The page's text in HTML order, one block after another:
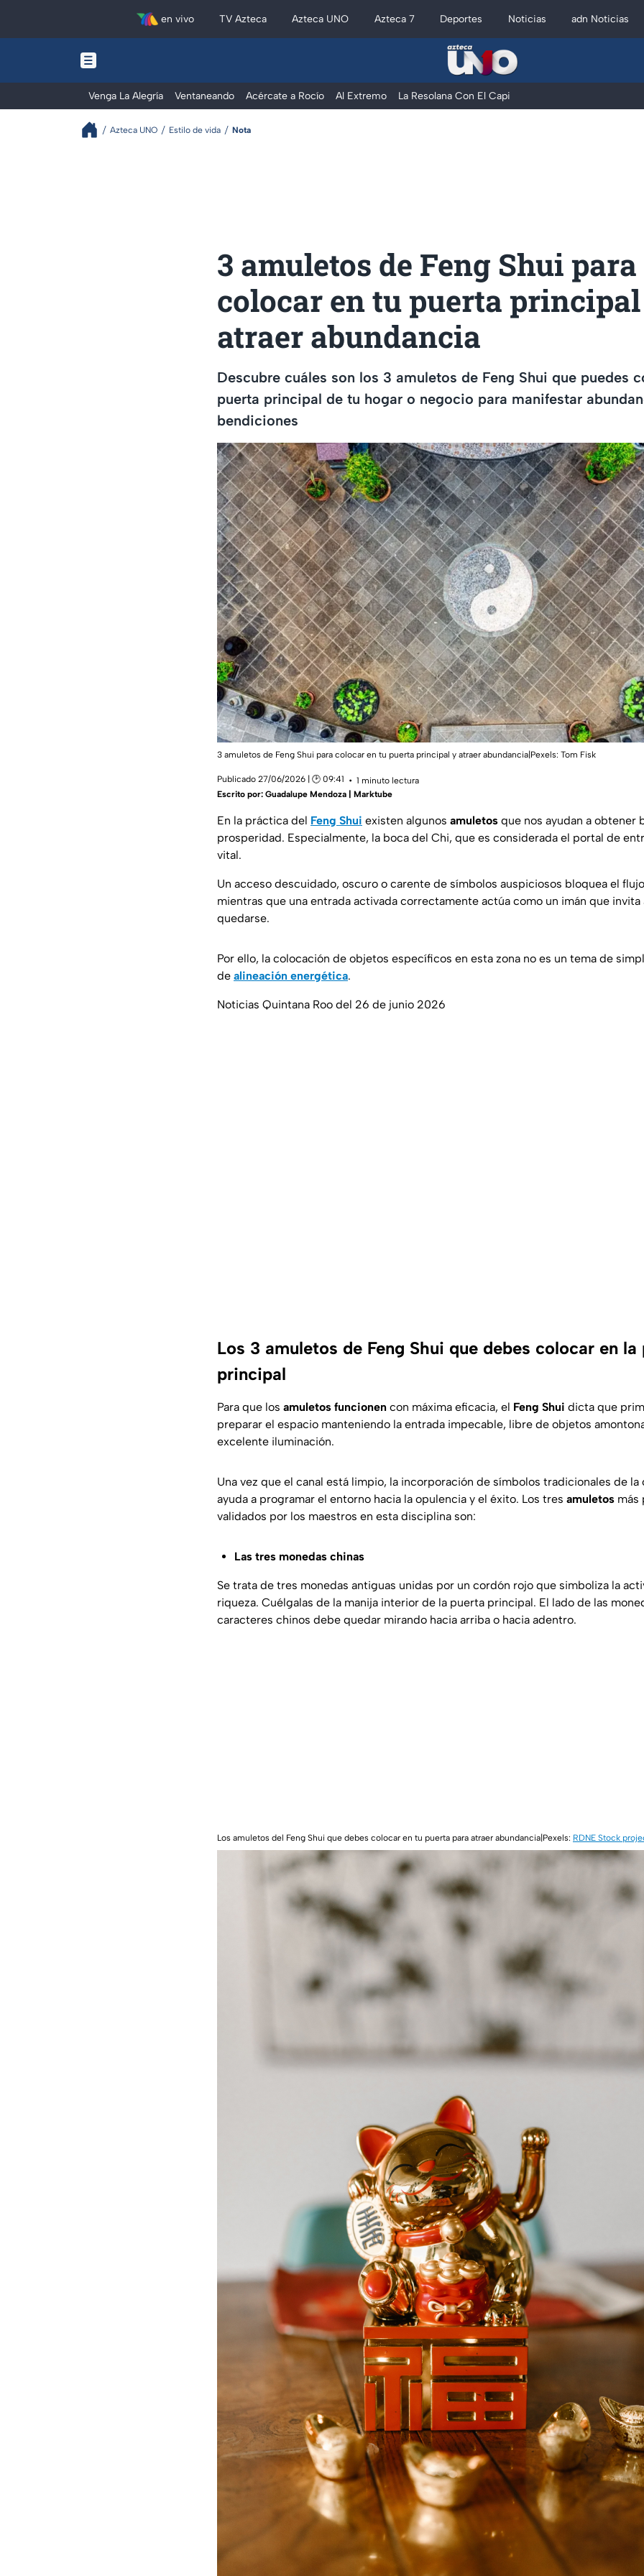
en vivo TV Azteca Azteca UNO Azteca 7 Deportes Noticias adn Noticias
Venga La Alegría Ventaneando Acércate a Rocío Al Extremo La Resolana Con El Capi
Azteca UNO Estilo de vida Nota
3 amuletos de Feng Shui para
colocar en tu puerta
atraer abundancia
Descubre cuáles son los 3 amuletos de Feng Shui que puedes
puerta principal de tu hogar o negocio para manifestar
bendiciones
3 amuletos de Feng Shui para colocar en tu puerta principal y atraer abundancia|Pexels: Tom Fisk
Publicado 27/06/2026 | 🕑 09:41
1 minuto lectura
Escrito por: Guadalupe Mendoza | Marktube
En la práctica del Feng Shui existen algunos amuletos que nos ayudan a obtener
prosperidad. Especialmente, la boca del Chi, que es considerada el portal de
vital.
Un acceso descuidado, oscuro o carente de símbolos auspiciosos bloquea el
mientras que una entrada activada correctamente actúa como un imán que invita
quedarse.
Por ello, la colocación de objetos específicos en esta zona no es un tema de
de alineación energética.
Noticias Quintana Roo del 26 de junio 2026
Los 3 amuletos de Feng Shui que debes colocar en la
principal
Para que los amuletos funcionen con máxima eficacia, el Feng Shui dicta que
preparar el espacio manteniendo la entrada impecable, libre de objetos
excelente iluminación.
Una vez que el canal está limpio, la incorporación de símbolos tradicionales de
ayuda a programar el entorno hacia la opulencia y el éxito. Los tres amuletos más
validados por los maestros en esta disciplina son:
Las tres monedas chinas
Se trata de tres monedas antiguas unidas por un cordón rojo que simboliza la
riqueza. Cuélgalas de la manija interior de la puerta principal. El lado de las
caracteres chinos debe quedar mirando hacia arriba o hacia adentro.
Los amuletos del Feng Shui que debes colocar en tu puerta para atraer abundancia|Pexels: RDNE Stock